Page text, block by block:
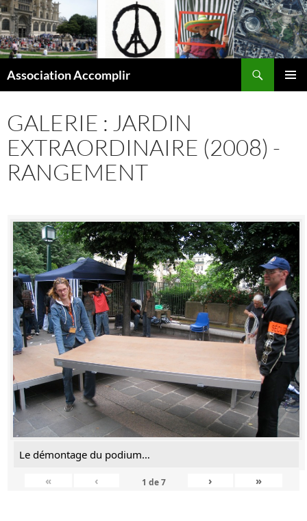
Aller
au
contenu
Association Accomplir
GALERIE : JARDIN
EXTRAORDINAIRE (2008) -
RANGEMENT
Le démontage du podium…
«
‹ 1 de7 › »